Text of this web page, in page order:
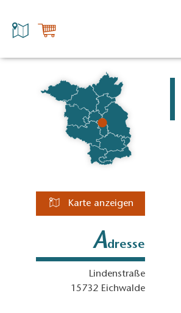
Karte anzeigen
Adresse
Lindenstraße
15732 Eichwalde